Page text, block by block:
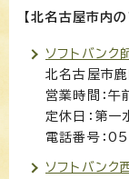
【北名古屋市内の
ソフトバンク
北名古屋市
営業時間：
定休日：第一
電話番号
ソフトバンク